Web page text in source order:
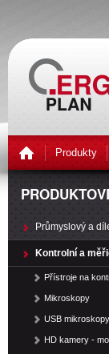
Produkty
Průmyslový a
Kontrolní a
Přístroje na
Mikroskopy
USB mikroskopy
HD kamery -